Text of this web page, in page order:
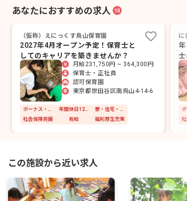
あなたにおすすめの求人 10
（仮称）えにっくす烏山保育園
2027年4月オープン予定！保育士と
してのキャリアを築きませんか？
月給231,750円 ~ 364,300円
保育士・正社員
認可保育園
東京都世田谷区南烏山4-14-6
社会保険完備
有給 福利厚生充実
に
社
この施設から近い求人